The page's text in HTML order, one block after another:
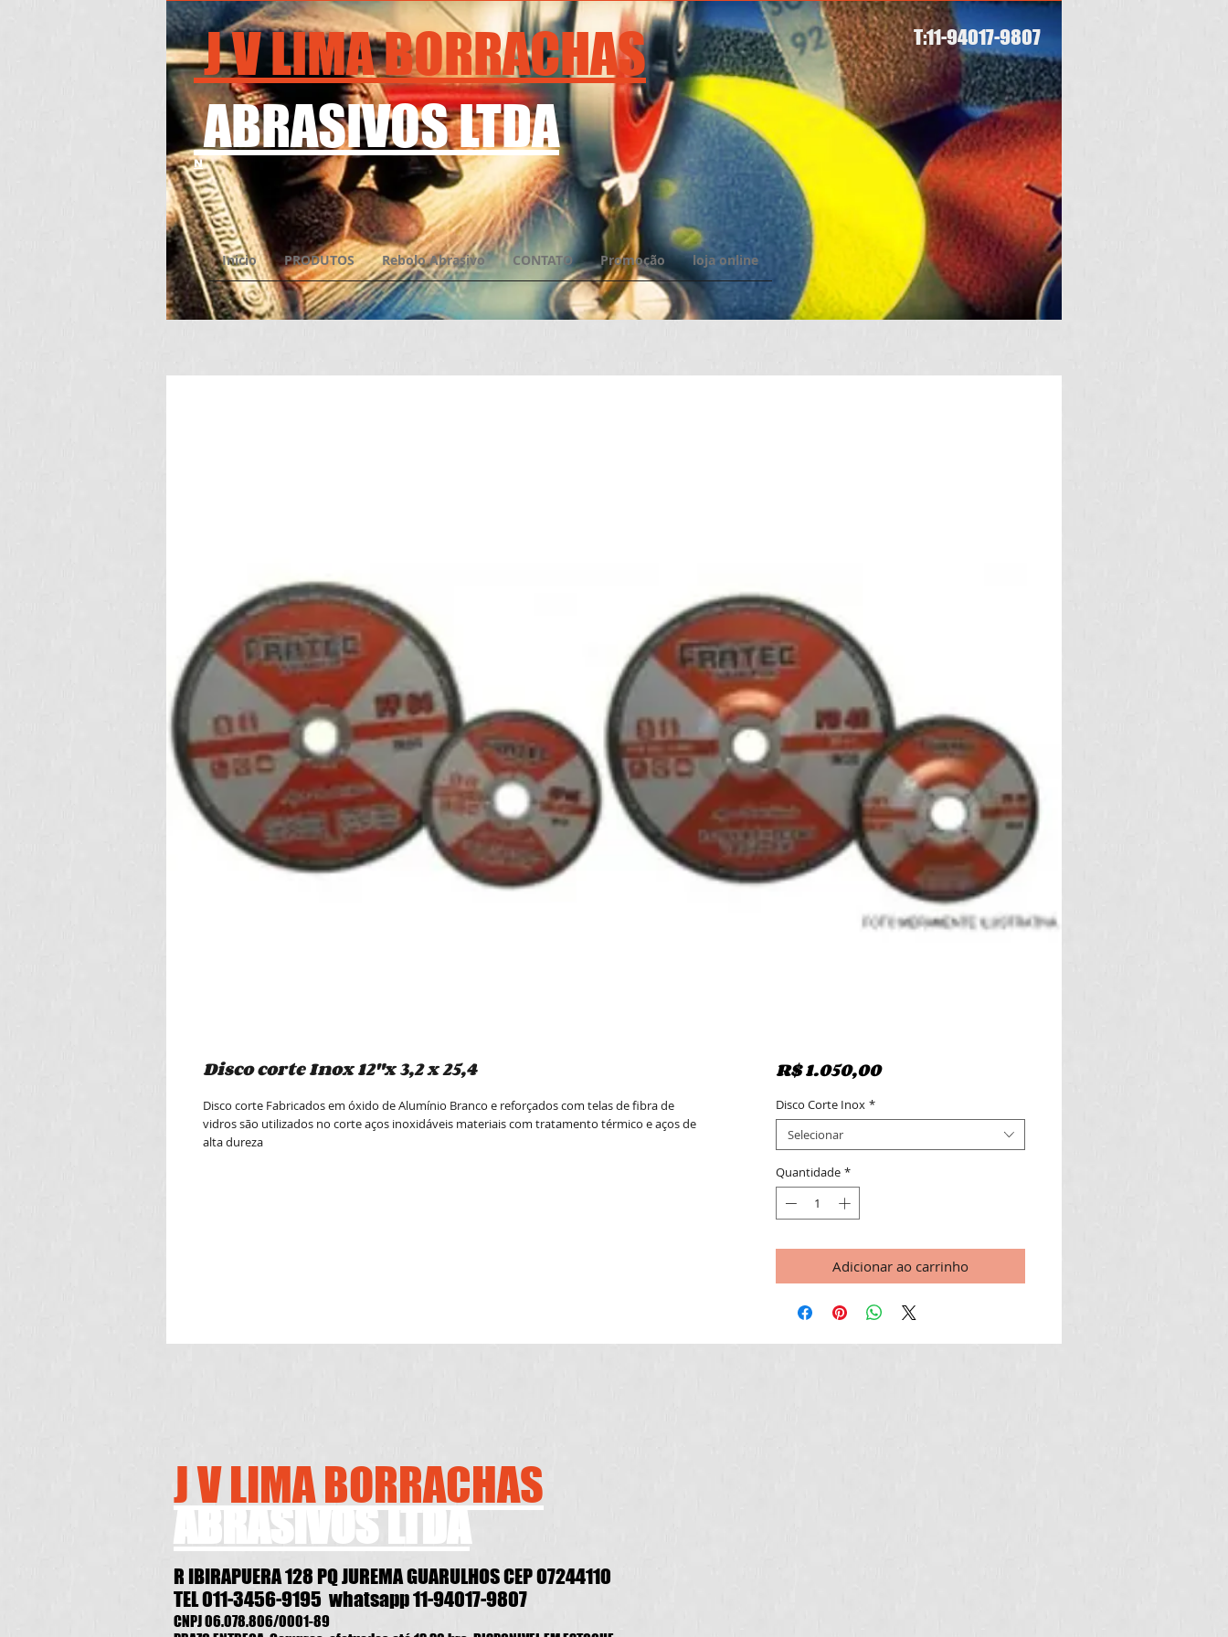
J V LIMA BORRACHAS
ABRASIVOS LTDA
N
T:11-94017-9807
Inicio PRODUTOS Rebolo Abrasivo CONTATO Promoção loja online
Disco corte Inox 12"x 3,2 x 25,4
Disco corte Fabricados em óxido de Alumínio Branco e reforçados com telas de fibra de
vidros são utilizados no corte aços inoxidáveis materiais com tratamento térmico e aços de
alta dureza
R$ 1.050,00Preço
Disco Corte Inox *
Selecionar
Quantidade *
Adicionar ao carrinho
J V LIMA BORRACHAS
ABRASIVOS LTDA
R IBIRAPUERA 128 PQ JUREMA GUARULHOS CEP 07244110
TEL 011-3456-9195 whatsapp 11-94017-9807
CNPJ 06.078.806/0001-89